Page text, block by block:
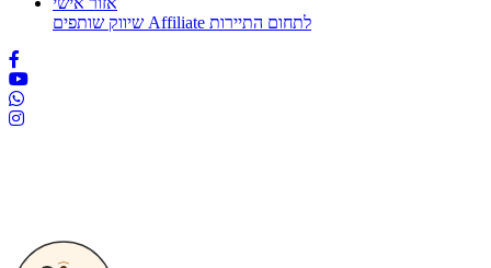
שיווק שותפים Affiliate לתחום התיירות